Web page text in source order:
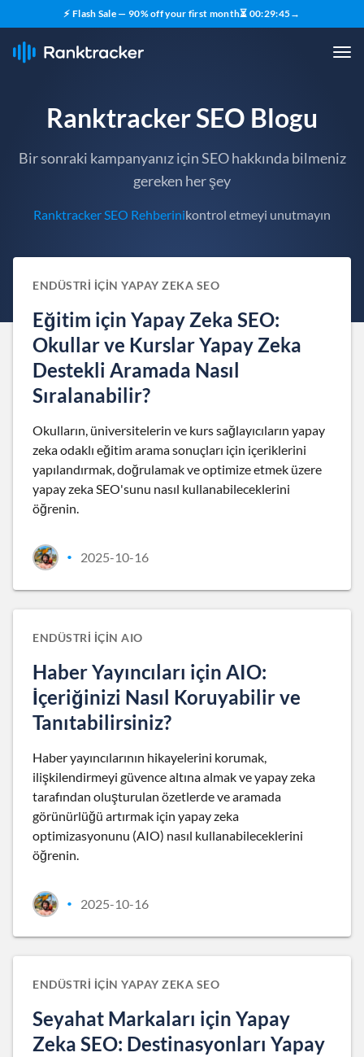
⚡ Flash Sale — 90% off your first month⏳ 00:29:44→
Ranktracker SEO Blogu
Bir sonraki kampanyanız için SEO hakkında bilmeniz
gereken her şey
Ranktracker SEO Rehberinikontrol etmeyi unutmayın
ENDÜSTRI IÇIN YAPAY ZEKA SEO
Eğitim için Yapay Zeka SEO:
Okullar ve Kurslar Yapay Zeka
Destekli Aramada Nasıl
Sıralanabilir?
Okulların, üniversitelerin ve kurs sağlayıcıların yapay
zeka odaklı eğitim arama sonuçları için içeriklerini
yapılandırmak, doğrulamak ve optimize etmek üzere
yapay zeka SEO'sunu nasıl kullanabileceklerini
öğrenin.
• 2025-10-16
ENDÜSTRI IÇIN AIO
Haber Yayıncıları için AIO:
İçeriğinizi Nasıl Koruyabilir ve
Tanıtabilirsiniz?
Haber yayıncılarının hikayelerini korumak,
ilişkilendirmeyi güvence altına almak ve yapay zeka
tarafından oluşturulan özetlerde ve aramada
görünürlüğü artırmak için yapay zeka
optimizasyonunu (AIO) nasıl kullanabileceklerini
öğrenin.
• 2025-10-16
ENDÜSTRI IÇIN YAPAY ZEKA SEO
Seyahat Markaları için Yapay
Zeka SEO: Destinasyonları Yapay